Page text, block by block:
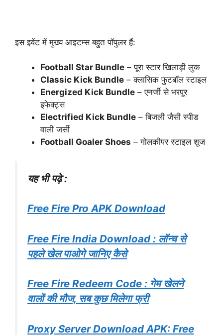
इस इवेंट में मुख्य आइटम्स बहुत पॉपुलर हैं:
Football Star Bundle – पूरा स्टार खिलाड़ी लुक
Classic Kick Bundle – क्लासिक फुटबॉल स्टाइल
Energized Kick Bundle – एनर्जी से भरपूर
इफेक्ट्स
Electrified Kick Bundle – बिजली जैसी स्पीड
वाली जर्सी
Football Goaler Shoes – गोलकीपर स्टाइल शूज
यह भी पढ़े :
Free Fire Pro APK Download
Free Fire India Download : लॉन्च से
पहले खेल पाओगे जानिए कैसे
Free Fire Redeem Code : गेम खेलने
वालों की मौज, सब कुछ मिलेगा फ्री
Proxy Server Download APK: Free